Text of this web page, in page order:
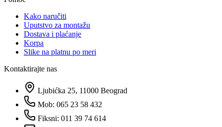
Kako naručiti
Uputstvo za montažu
Dostava i plaćanje
Korpa
Slike na platnu po meri
Kontaktirajte nas
Ljubićka 25, 11000 Beograd
Mob: 065 23 58 432
Fiksni: 011 39 74 614